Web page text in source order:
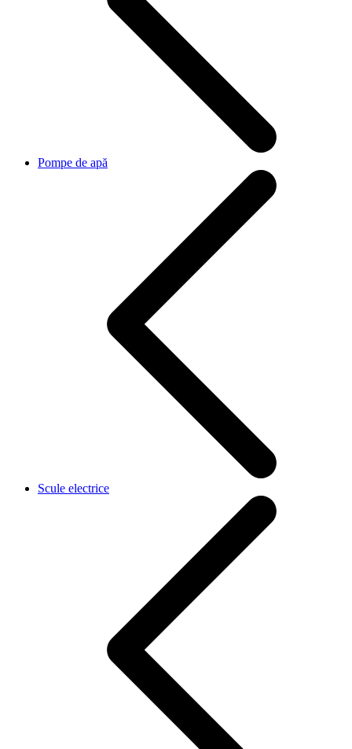
Pompe de apă
Scule electrice